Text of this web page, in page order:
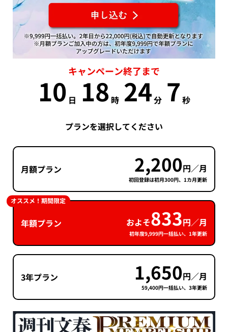
キャンペーン終了まで
10 日 18 時 24分 6 秒
プランを選択してください
月額プラン 2,200円／月
初回登録は初月300円、1カ月更新
年額プラン およそ833円／月
初年度9,999円一括払い、1年更新
オススメ！期間限定
3年プラン 1,650円／月
59,400円一括払い、3年更新